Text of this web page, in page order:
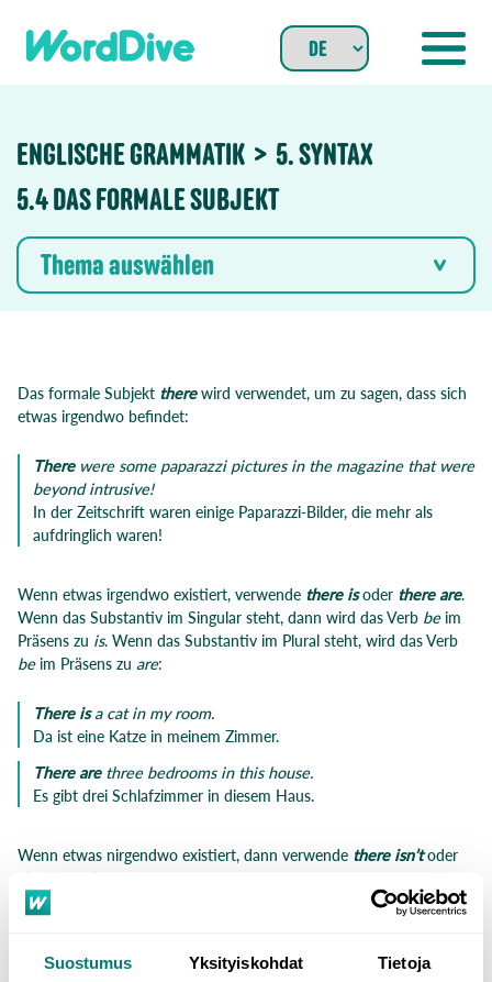
Suostumus Yksityiskohdat Tietoja
content
ENGLISCHE GRAMMATIK
5. SYNTAX
5.4 DAS FORMALE SUBJEKT
Thema auswählen
Das formale Subjekt therewird verwendet, um zu sagen, dass sich
etwas irgendwo befindet:
Therewere some paparazzi pictures in the magazine that were
beyond intrusive!
In der Zeitschrift waren einige Paparazzi-Bilder, die mehr als
aufdringlich waren!
Wenn etwas irgendwo existiert, verwende there isoder there are.
Wenn das Substantiv im Singular steht, dann wird das Verb beim
Präsens zu is. Wenn das Substantiv im Plural steht, wird das Verb
beim Präsens zu are:
There isa cat in my room.
Da ist eine Katze in meinem Zimmer.
There arethree bedrooms in this house.
Es gibt drei Schlafzimmer in diesem Haus.
Wenn etwas nirgendwo existiert, dann verwende there isn’toder
there aren’t